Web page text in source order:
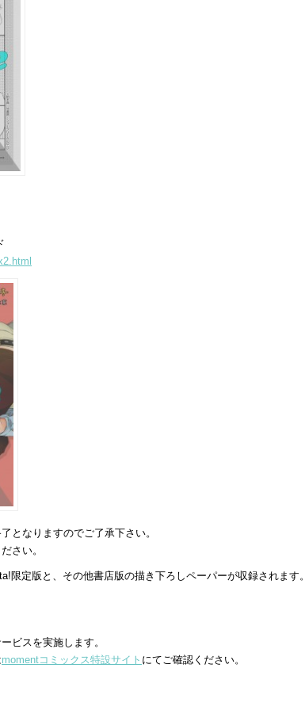
となりますのでご了承下さい。
さい。
限定版と、その他書店版の描き下ろしペーパーが収録されます。
ビスを実施します。
momentコミックス特設サイト にてご確認ください。